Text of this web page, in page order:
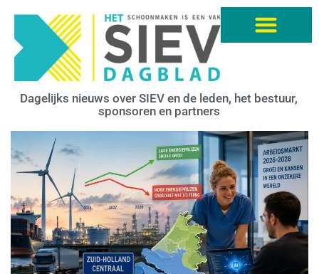
Dagelijks nieuws over SIEV en de leden, het bestuur,
sponsoren en partners